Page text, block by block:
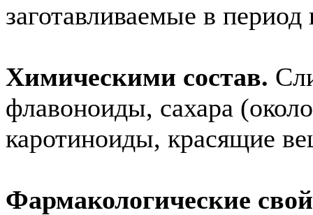
заготавливаемые в
Химическими состав.
флавоноиды, сахара
каротиноиды, красящие
Фармакологические